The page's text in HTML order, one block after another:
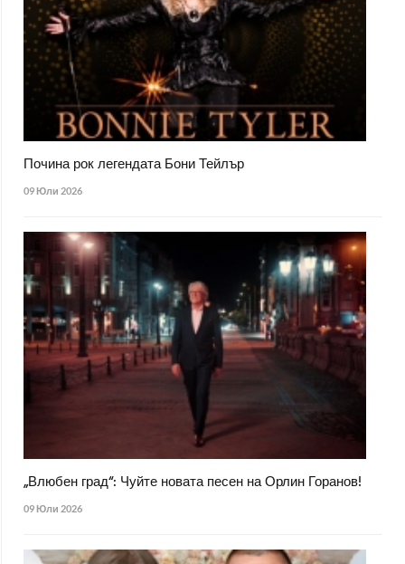
Почина рок легендата Бони Тейлър
09 Юли 2026
„Влюбен град“: Чуйте новата песен на Орлин Горанов!
09 Юли 2026